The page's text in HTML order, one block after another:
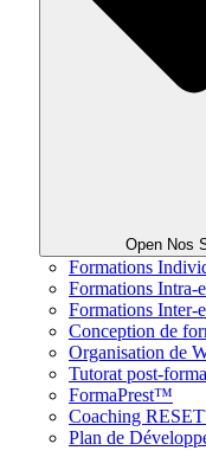
Open Nos
Formations
Formations Intra-
Formations Inter-
Conception de
Organisation de
Tutorat post-
FormaPrest™
Coaching
Plan de